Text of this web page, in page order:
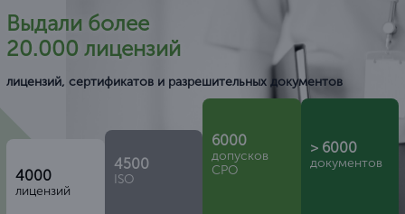
Выдали более
20.000 лицензий
лицензий, сертификатов и разрешительных документов
4000
лицензий
4500
ISO
6000
допусков
СРО
> 6000
документов